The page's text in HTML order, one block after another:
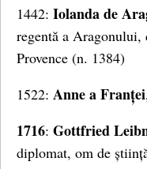
1442: Iolanda de
regentă a Aragonului,
Provence (n. 1384)
1522: Anne a Franței
1716: Gottfried
diplomat, om de